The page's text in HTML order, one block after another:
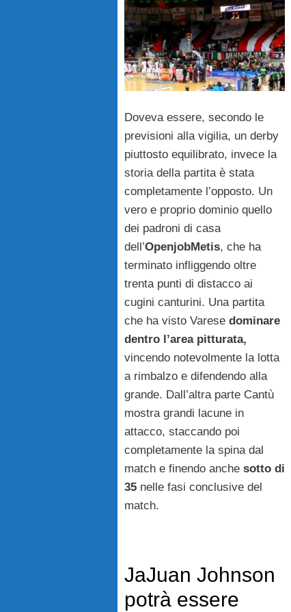
Doveva essere, secondo le
previsioni alla vigilia, un derby
piuttosto equilibrato, invece la
storia della partita è stata
completamente l’opposto. Un
vero e proprio dominio quello
dei padroni di casa
dell’OpenjobMetis, che ha
terminato infliggendo oltre
trenta punti di distacco ai
cugini canturini. Una partita
che ha visto Varese dominare
dentro l’area pitturata,
vincendo notevolmente la lotta
a rimbalzo e difendendo alla
grande. Dall’altra parte Cantù
mostra grandi lacune in
attacco, staccando poi
completamente la spina dal
match e finendo anche sotto di
35 nelle fasi conclusive del
match.
JaJuan Johnson
potrà essere